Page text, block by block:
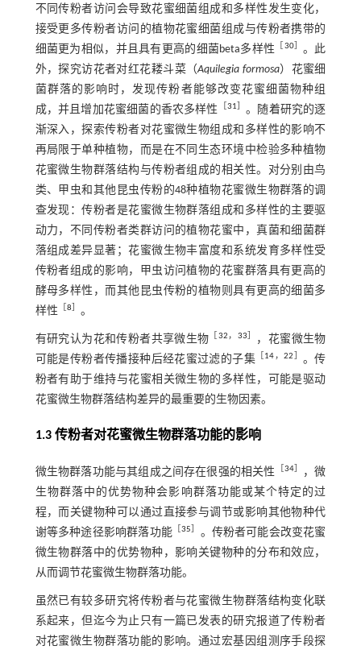
不同传粉者访问会导致花蜜细菌组成和多样性发生变化，
接受更多传粉者访问的植物花蜜细菌组成与传粉者携带的
细菌更为相似，并且具有更高的细菌beta多样性
30］ 。此
外，探究访花者对红花耧斗菜（Aquilegia formosa）花蜜细
菌群落的影响时，发现传粉者能够改变花蜜细菌物种组
成，并且增加花蜜细菌的香农多样性
31
。随着研究的逐
渐深入，探索传粉者对花蜜微生物组成和多样性的影响不
再局限于单种植物，而是在不同生态环境中检验多种植物
花蜜微生物群落结构与传粉者组成的相关性。对分别由鸟
类、甲虫和其他昆虫传粉的48种植物花蜜微生物群落的调
查发现：传粉者是花蜜微生物群落组成和多样性的主要驱
动力，不同传粉者类群访问的植物花蜜中，真菌和细菌群
落组成差异显著；花蜜微生物丰富度和系统发育多样性受
传粉者组成的影响，甲虫访问植物的花蜜群落具有更高的
酵母多样性，而其他昆虫传粉的植物则具有更高的细菌多
样性
8 。
有研究认为花和传粉者共享微生物 32， 33
，花蜜微生物
可能是传粉者传播接种后经花蜜过滤的子集
14，22
。传
粉者有助于维持与花蜜相关微生物的多样性，可能是驱动
花蜜微生物群落结构差异的最重要的生物因素。
1.3 传粉者对花蜜微生物群落功能的影响
微生物群落功能与其组成之间存在很强的相关性 34］
，微
生物群落中的优势物种会影响群落功能或某个特定的过
程，而关键物种可以通过直接参与调节或影响其他物种代
谢等多种途径影响群落功能［35
。传粉者可能会改变花蜜
微生物群落中的优势物种，影响关键物种的分布和效应，
从而调节花蜜微生物群落功能。
虽然已有较多研究将传粉者与花蜜微生物群落结构变化联
系起来，但迄今为止只有一篇已发表的研究报道了传粉者
对花蜜微生物群落功能的影响。通过宏基因组测序手段探